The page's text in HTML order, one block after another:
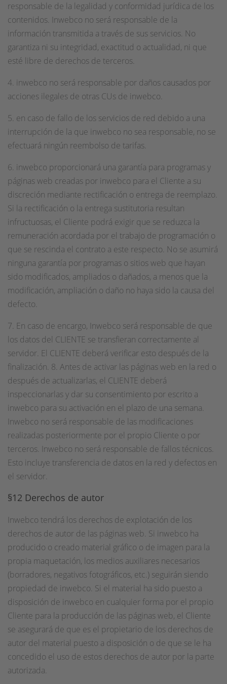
responsable de la legalidad y conformidad jurídica de los
contenidos. Inwebco no será responsable de la
información transmitida a través de sus servicios. No
garantiza ni su integridad, exactitud o actualidad, ni que
esté libre de derechos de terceros.
4. inwebco no será responsable por daños causados por
acciones ilegales de otras CUs de inwebco.
5. en caso de fallo de los servicios de red debido a una
interrupción de la que inwebco no sea responsable, no se
efectuará ningún reembolso de tarifas.
6. inwebco proporcionará una garantía para programas y
páginas web creadas por inwebco para el Cliente a su
discreción mediante rectificación o entrega de reemplazo.
Si la rectificación o la entrega sustitutoria resultan
infructuosas, el Cliente podrá exigir que se reduzca la
remuneración acordada por el trabajo de programación o
que se rescinda el contrato a este respecto. No se asumirá
ninguna garantía por programas o sitios web que hayan
sido modificados, ampliados o dañados, a menos que la
modificación, ampliación o daño no haya sido la causa del
defecto.
7. En caso de encargo, Inwebco será responsable de que
los datos del CLIENTE se transfieran correctamente al
servidor. El CLIENTE deberá verificar esto después de la
finalización. 8. Antes de activar las páginas web en la red o
después de actualizarlas, el CLIENTE deberá
inspeccionarlas y dar su consentimiento por escrito a
inwebco para su activación en el plazo de una semana.
Inwebco no será responsable de las modificaciones
realizadas posteriormente por el propio Cliente o por
terceros. Inwebco no será responsable de fallos técnicos.
Esto incluye transferencia de datos en la red y defectos en
el servidor.
§12 Derechos de autor
Inwebco tendrá los derechos de explotación de los
derechos de autor de las páginas web. Si inwebco ha
producido o creado material gráfico o de imagen para la
propia maquetación, los medios auxiliares necesarios
(borradores, negativos fotográficos, etc.) seguirán siendo
propiedad de inwebco. Si el material ha sido puesto a
disposición de inwebco en cualquier forma por el propio
Cliente para la producción de las páginas web, el Cliente
se asegurará de que es el propietario de los derechos de
autor del material puesto a disposición o de que se le ha
concedido el uso de estos derechos de autor por la parte
autorizada.